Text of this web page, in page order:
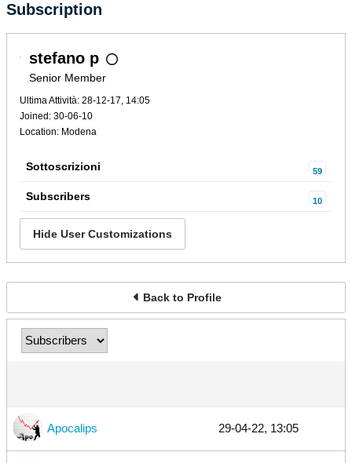
Subscription
stefano p
Senior Member
Ultima Attività: 28-12-17, 14:05
Joined: 30-06-10
Location: Modena
Sottoscrizioni 59
Subscribers 10
Hide User Customizations
Back to Profile
Apocalips 29-04-22, 13:05